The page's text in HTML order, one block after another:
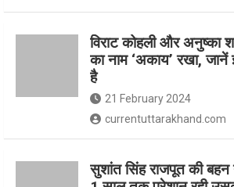
विराट कोहली और अनुष्का
का नाम ‘अकाय’ रखा, जानें
है
21 February 2024
currentuttarakhand.com
सुशांत सिंह राजपूत की